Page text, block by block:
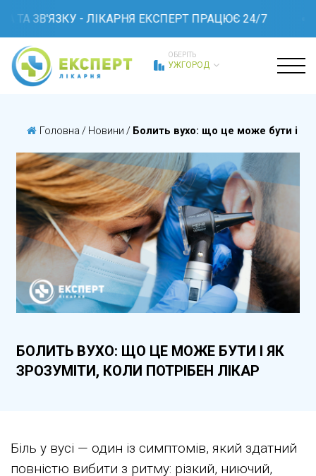
ТА ЗВ'ЯЗКУ - ЛІКАРНЯ ЕКСПЕРТ ПРАЦЮЄ 24/7
ОБЕРІТЬ
УЖГОРОД
Головна / Новини / Болить вухо: що це може бути і як
БОЛИТЬ ВУХО: ЩО ЦЕ МОЖЕ БУТИ І ЯК
ЗРОЗУМІТИ, КОЛИ ПОТРІБЕН ЛІКАР
Біль у вусі — один із симптомів, який здатний
повністю вибити з ритму: різкий, ниючий,